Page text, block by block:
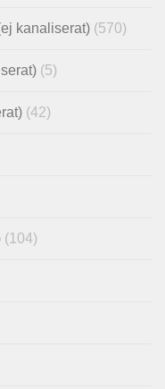
kanaliserat) (570)
(5)
(42)
(104)